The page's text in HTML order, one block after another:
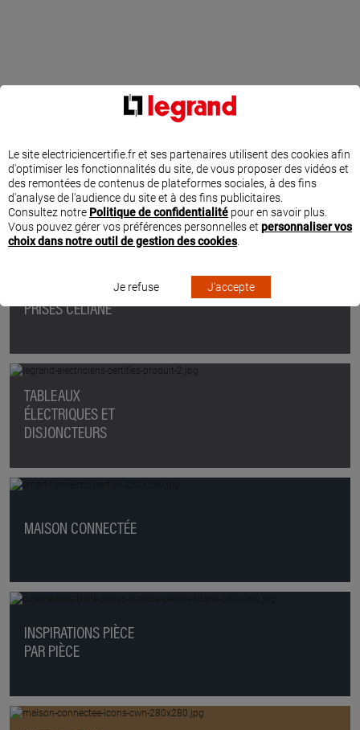
PRODUITS ET INSPIRATIONS POUR VOS TRAVAUX
D'ÉLECTRICITÉ
INTERRUPTEURS ET
PRISES CÉLIANE
TABLEAUX
ÉLECTRIQUES ET
DISJONCTEURS
MAISON CONNECTÉE
INSPIRATIONS PIÈCE
PAR PIÈCE
Le site electriciencertifie.fr et ses partenaires utilisent des cookies afin
d'optimiser les fonctionnalités du site, de vous proposer des vidéos et
des remontées de contenus de plateformes sociales, à des fins
d'analyse de l'audience du site et à des fins publicitaires.
Consultez notre Politique de confidentialité pour en savoir plus.
Vous pouvez gérer vos préférences personnelles et personnaliser vos
choix dans notre outil de gestion des cookies.
Je refuse J'accepte